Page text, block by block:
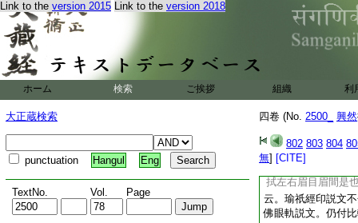
Link to the version 2015 Link to the version 2018
ホーム 検索 ご挨拶 組織 利
大正蔵検索
punctuation Hangul Eng
TextNo. Vol. Page
四卷 (No. 2500_ 興然
802 803 804
無] [CITE]
三牙
口傳云
輪大日
印。瑜祇經云。復
心 云云
内縛。二頭指端相
各竪二頭指側。勿
指各舒。其共小計
言加持額兩肩心喉
拭左右眉目眉間是
云。瑜祇經印説文
佛眼軌説文。仍付